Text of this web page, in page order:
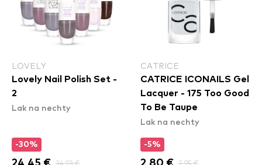
LOVELY
Lovely Nail Polish Set -
2
Lak na nechty
-30%
34,93 €
CATRICE
CATRICE ICONAILS Gel
Lacquer - 175 Too Good
To Be Taupe
Lak na nechty
-5%
2,95 €